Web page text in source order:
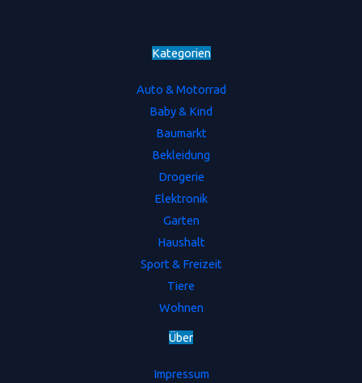
Kategorien
Auto & Motorrad
Baby & Kind
Baumarkt
Bekleidung
Drogerie
Elektronik
Garten
Haushalt
Sport & Freizeit
Tiere
Wohnen
Über
Impressum